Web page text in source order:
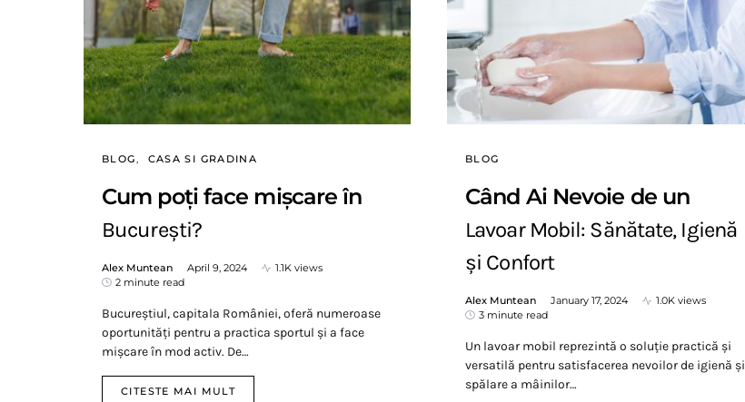
BLOG CASA SI GRADINA
Cum poți face mișcare în
București?
Alex Muntean April 9, 2024
1.1K views
2 minute read
Bucureștiul, capitala României, oferă numeroase
oportunități pentru a practica sportul și a face
mișcare în mod activ. De…
CITESTE MAI MULT
BLOG
Când Ai Nevoie de un
Lavoar Mobil: Sănătate, Igienă
și Confort
Alex Muntean January 17, 2024
1.0K views
3 minute read
Un lavoar mobil reprezintă o soluție practică și
versatilă pentru satisfacerea nevoilor de igienă și
spălare a mâinilor…